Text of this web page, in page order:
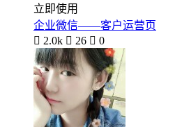
立即使用
企业微信——客户运营页
 2.0k  26  0